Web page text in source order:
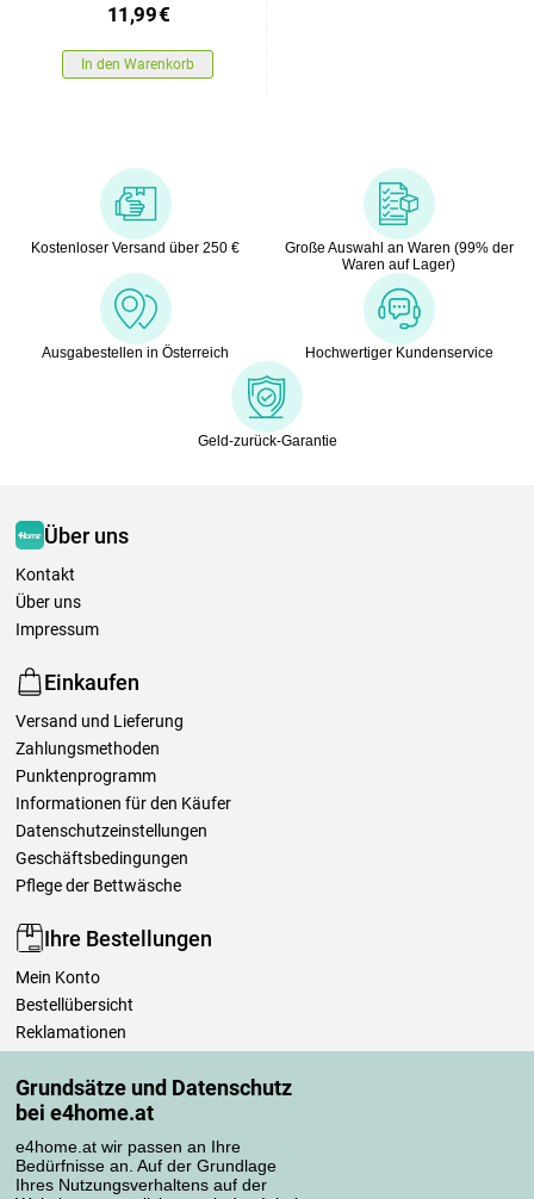
Grundsätze und Datenschutz
bei e4home.at
e4home.at wir passen an Ihre
Bedürfnisse an. Auf der Grundlage
Ihres Nutzungsverhaltens auf der
11,99€
In den Warenkorb
Kostenloser Versand über 250 €
Große Auswahl an Waren (99% der
Waren auf Lager)
Ausgabestellen in Österreich Hochwertiger Kundenservice
Geld-zurück-Garantie
Über uns
Kontakt
Über uns
Impressum
Einkaufen
Versand und Lieferung
Zahlungsmethoden
Punktenprogramm
Informationen für den Käufer
Datenschutzeinstellungen
Geschäftsbedingungen
Pflege der Bettwäsche
Ihre Bestellungen
Mein Konto
Bestellübersicht
Reklamationen
Einfach mehr wissen
Richtlinien zur Verarbeitung von Bewertungen
Transportarten